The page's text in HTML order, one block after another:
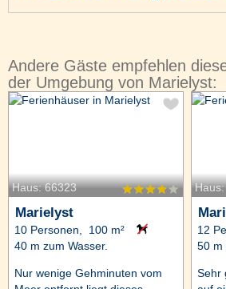
Andere Gäste empfehlen
der Umgebung von Marielyst:
Haus: 66323
Marielyst
10 Personen, 100 m²
40 m zum Wasser.
Nur wenige Gehminuten vom
12
50 m
Sehr